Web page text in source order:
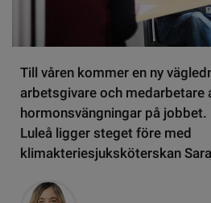
Till våren kommer en ny
arbetsgivare och medarbetare
hormonsvängningar på jobbet.
Luleå ligger steget före med
klimakteriesjuksköterskan